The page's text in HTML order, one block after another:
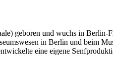
geboren und wuchs in Berlin-
in Berlin und beim
eine eigene